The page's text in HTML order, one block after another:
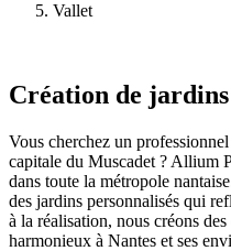
Vallet
Création de
Vous cherchez un
capitale du Muscadet ? Allium
dans toute la métropole
des jardins personnalisés qui
à la réalisation, nous créons
harmonieux à Nantes et ses